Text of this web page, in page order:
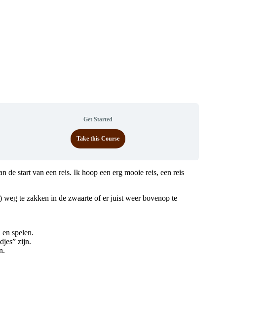
Get Started
Take this Course
de start van een reis. Ik hoop een erg mooie reis, een reis
weg te zakken in de zwaarte of er juist weer bovenop te
spelen.
zijn.